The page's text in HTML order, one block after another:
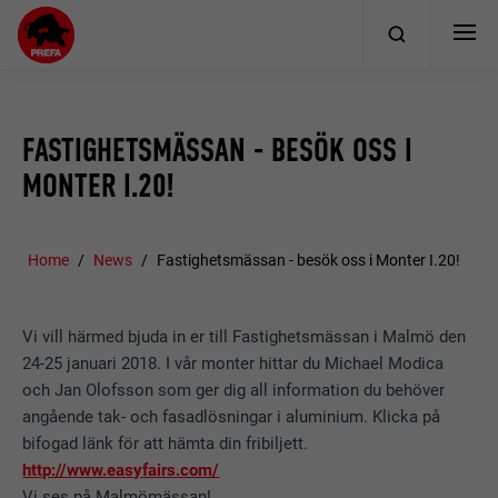
FASTIGHETSMÄSSAN - BESÖK OSS I
MONTER I.20!
Home News Fastighetsmässan - besök oss i Monter I.20!
Vi vill härmed bjuda in er till Fastighetsmässan i Malmö den
24-25 januari 2018. I vår monter hittar du Michael Modica
och Jan Olofsson som ger dig all information du behöver
angående tak- och fasadlösningar i aluminium. Klicka på
bifogad länk för att hämta din fribiljett.
http://www.easyfairs.com/